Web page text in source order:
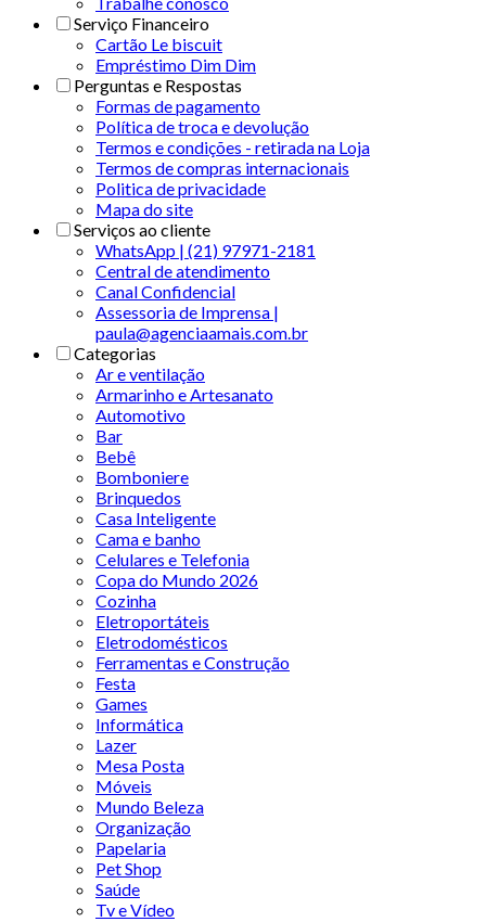
Serviço Financeiro
Cartão Le biscuit
Empréstimo Dim Dim
Perguntas e Respostas
Formas de pagamento
Política de troca e devolução
Termos e condições - retirada na Loja
Termos de compras internacionais
Politica de privacidade
Mapa do site
Serviços ao cliente
WhatsApp | (21) 97971-2181
Central de atendimento
Canal Confidencial
Assessoria de Imprensa |
paula@agenciaamais.com.br
Categorias
Ar e ventilação
Armarinho e Artesanato
Automotivo
Bar
Bebê
Bomboniere
Brinquedos
Casa Inteligente
Cama e banho
Celulares e Telefonia
Copa do Mundo 2026
Cozinha
Eletroportáteis
Eletrodomésticos
Ferramentas e Construção
Festa
Games
Informática
Lazer
Mesa Posta
Móveis
Mundo Beleza
Organização
Papelaria
Pet Shop
Saúde
Tv e Vídeo